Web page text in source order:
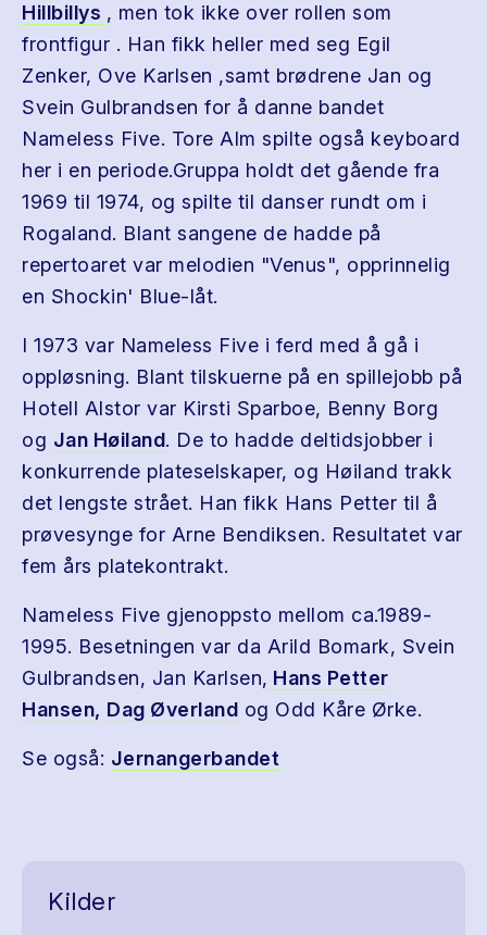
Hillbillys , men tok ikke over rollen som
frontfigur . Han fikk heller med seg Egil
Zenker, Ove Karlsen ,samt brødrene Jan og
Svein Gulbrandsen for å danne bandet
Nameless Five. Tore Alm spilte også keyboard
her i en periode.Gruppa holdt det gående fra
1969 til 1974, og spilte til danser rundt om i
Rogaland. Blant sangene de hadde på
repertoaret var melodien "Venus", opprinnelig
en Shockin' Blue-låt.
I 1973 var Nameless Five i ferd med å gå i
oppløsning. Blant tilskuerne på en spillejobb på
Hotell Alstor var Kirsti Sparboe, Benny Borg
og Jan Høiland. De to hadde deltidsjobber i
konkurrende plateselskaper, og Høiland trakk
det lengste strået. Han fikk Hans Petter til å
prøvesynge for Arne Bendiksen. Resultatet var
fem års platekontrakt.
Nameless Five gjenoppsto mellom ca.1989-
1995. Besetningen var da Arild Bomark, Svein
Gulbrandsen, Jan Karlsen, Hans Petter
Hansen, Dag Øverland og Odd Kåre Ørke.
Se også: Jernangerbandet
Kilder